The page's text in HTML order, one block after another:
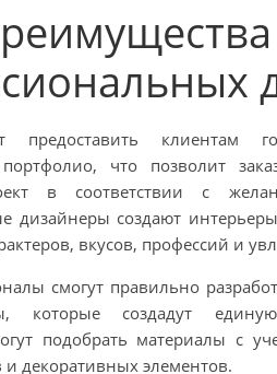
предоставить клиентам
что позволит
в соответствии с
дизайнеры создают
вкусов, профессий и
смогут правильно
которые создадут
подобрать материалы с
и декоративных элементов.